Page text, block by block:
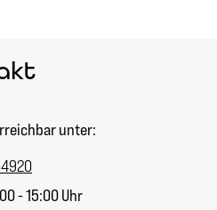
unter:
- 15:00 Uhr